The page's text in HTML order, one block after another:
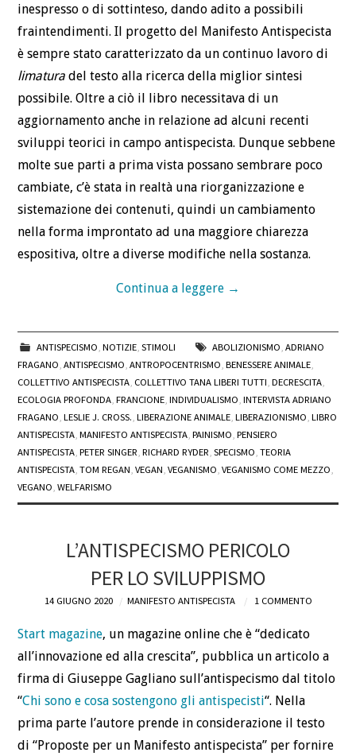
inespresso o di sottinteso, dando adito a possibili
fraintendimenti. Il progetto del Manifesto Antispecista
è sempre stato caratterizzato da un continuo lavoro di
limatura del testo alla ricerca della miglior sintesi
possibile. Oltre a ciò il libro necessitava di un
aggiornamento anche in relazione ad alcuni recenti
sviluppi teorici in campo antispecista. Dunque sebbene
molte sue parti a prima vista possano sembrare poco
cambiate, c’è stata in realtà una riorganizzazione e
sistemazione dei contenuti, quindi un cambiamento
nella forma improntato ad una maggiore chiarezza
espositiva, oltre a diverse modifiche nella sostanza.
Continua a leggere →
ANTISPECISMO NOTIZIE, STIMOLI ABOLIZIONISMO ADRIANO
FRAGANO ,ANTISPECISMO ,ANTROPOCENTRISMO ,BENESSERE ANIMALE
COLLETTIVO ANTISPECISTA COLLETTIVO TANA LIBERI TUTTI ,DECRESCITA
ECOLOGIA PROFONDA ,FRANCIONE ,INDIVIDUALISMO ,INTERVISTA ADRIANO
FRAGANO ,LESLIE J. CROSS. ,LIBERAZIONE ANIMALE ,LIBERAZIONISMO ,LIBRO
ANTISPECISTA ,MANIFESTO ANTISPECISTA ,PAINISMO ,PENSIERO
ANTISPECISTA ,PETER SINGER ,RICHARD RYDER ,SPECISMO ,TEORIA
ANTISPECISTA ,TOM REGAN ,VEGAN ,VEGANISMO ,VEGANISMO COME MEZZO
VEGANO ,WELFARISMO
L’ANTISPECISMO PERICOLO
PER LO SVILUPPISMO
14 GIUGNO 2020 MANIFESTO ANTISPECISTA 1 COMMENTO
Start magazine, un magazine online che è “dedicato
all’innovazione ed alla crescita”, pubblica un articolo a
firma di Giuseppe Gagliano sull’antispecismo dal titolo
“Chi sono e cosa sostengono gli antispecisti“. Nella
prima parte l’autore prende in considerazione il testo
di “Proposte per un Manifesto antispecista” per fornire